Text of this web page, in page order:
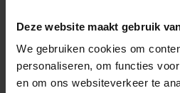
Deze website maakt gebruik
We gebruiken cookies om
personaliseren, om functies
en om ons websiteverkeer te
Hoe snel
bestellingen